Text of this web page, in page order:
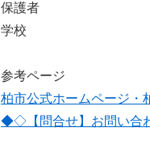
保護者
参考ページ
柏市公式ホームページ・
◆◇【問合せ】お問い合